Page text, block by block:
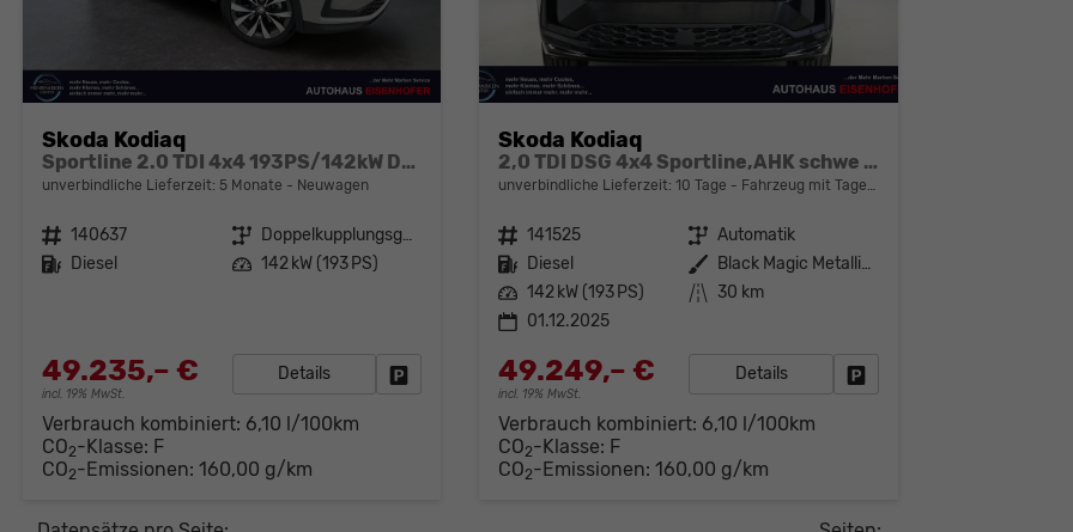
Skoda Kodiaq
Sportline 2.0 TDI 4x4 193PS/142kW DSG 2026 +CANTON+CONVENIENCE PLUS+PERFORMANCE+AKUSTIK
unverbindliche Lieferzeit: 5 Monate Neuwagen
Fahrzeugnr. 140637 Getriebe
Doppelkupplungsgetriebe (DSG)
Kraftstoff Diesel Leistung 142 kW (193 PS)
49.235,– €
incl. 19% MwSt.
Details Fahrzeug parken
Verbrauch kombiniert: 6,10 l/100km
CO2-Klasse: F
CO2-Emissionen: 160,00 g/km
Skoda Kodiaq
2,0 TDI DSG 4x4 Sportline,AHK schwe -LAG.
unverbindliche Lieferzeit:10 Tage Fahrzeug mit Tageszulassung
Fahrzeugnr. 141525 Getriebe Automatik
Kraftstoff Diesel Außenfarbe
Black Magic Metallic (1Z)
Leistung 142 kW (193 PS) Kilometerstand 30 km
01.12.2025
49.249,– €
incl. 19% MwSt.
Details
Verbrauch kombiniert: 6,10 l/100km
CO2-Klasse: F
CO2-Emissionen:160,00 g/km